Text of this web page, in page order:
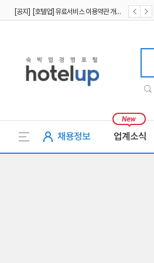
채용정보 업계소식